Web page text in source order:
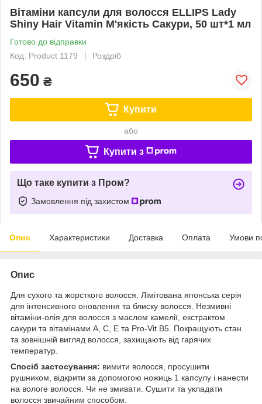
Вітаміни капсули для волосся ELLIPS Lady
Shiny Hair Vitamin М'якість Сакури, 50 шт*1 мл
Готово до відправки
Код: Product 1179
Роздріб
650 ₴
Купити
або
Купити з
Що таке купити з Пром?
Замовлення під захистом
Опис Характеристики Доставка Оплата Умови
Опис
Для сухого та жорсткого волосся. Лімітована японська серія
для інтенсивного оновлення та блиску волосся. Незмивні
вітаміни-олія для волосся з маслом камелії, екстрактом
сакури та вітамінами A, C, E та Pro-Vit B5. Покращують стан
та зовнішній вигляд волосся, захищають від гарячих
температур.
Спосіб застосування: вимити волосся, просушити
рушником, відкрити за допомогою ножиць 1 капсулу і нанести
на вологе волосся. Чи не змивати. Сушити та укладати
волосся звичайним способом.